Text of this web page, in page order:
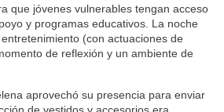
que jóvenes vulnerables tengan acceso
y programas educativos. La noche
(con actuaciones de
de reflexión y un ambiente de
aprovechó su presencia para enviar
de vestidos y accesorios era